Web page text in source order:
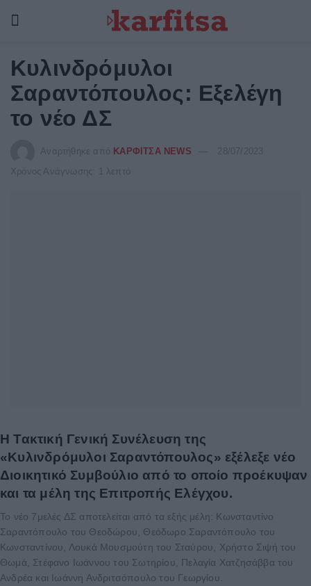
Κυλινδρόμυλοι
Σαραντόπουλος: Εξελέγη
το νέο ΔΣ
Αναρτήθηκε από ΚΑΡΦΙΤΣΑ NEWS
28/07/2023
Χρόνος Ανάγνωσης: 1 λεπτό
Η Τακτική Γενική Συνέλευση της
«Κυλινδρόμυλοι Σαραντόπουλος» εξέλεξε νέο
Διοικητικό Συμβούλιο από το οποίο προέκυψαν
και τα μέλη της Επιτροπής Ελέγχου.
Το νέο 7μελές ΔΣ αποτελείται από τα εξής μέλη: Κωνσταντίνο
Σαραντόπουλο του Θεοδώρου, Θεόδωρο Σαραντόπουλο του
Κωνσταντίνου, Λουκά Μουσμούτη του Σταύρου, Χρήστο Σιψή του
Θωμά, Στέφανο Ιωάννου του Σωτηρίου, Πελαγία Χατζησάββα του
Ανδρέα και Ιωάννη Ανδριτσόπουλο του Γεωργίου.